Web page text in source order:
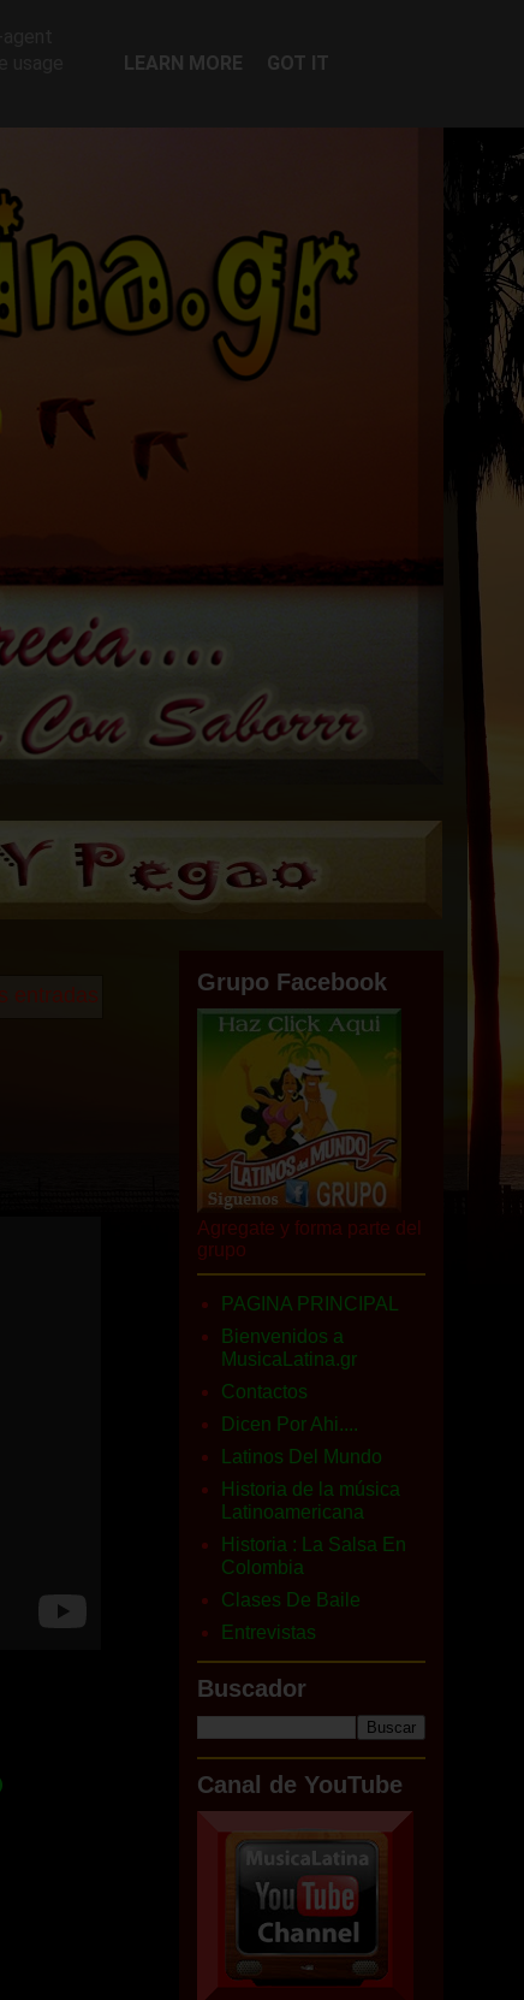
entradas
Grupo Facebook
Agregate y forma parte del
grupo
PAGINA PRINCIPAL
Bienvenidos a
MusicaLatina.gr
Contactos
Dicen Por Ahi....
Latinos Del Mundo
Historia de la música
Latinoamericana
Historia : La Salsa En
Colombia
Clases De Baile
Entrevistas
Buscador
Canal de YouTube
LEARN MORE GOT IT